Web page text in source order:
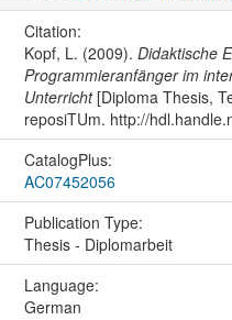
Citation:
Kopf, L. (2009). Didaktische
Programmieranfänger im
Unterricht[Diploma Thesis,
reposiTUm. http://
CatalogPlus:
AC07452056
Publication Type:
Thesis - Diplomarbeit
Language:
German